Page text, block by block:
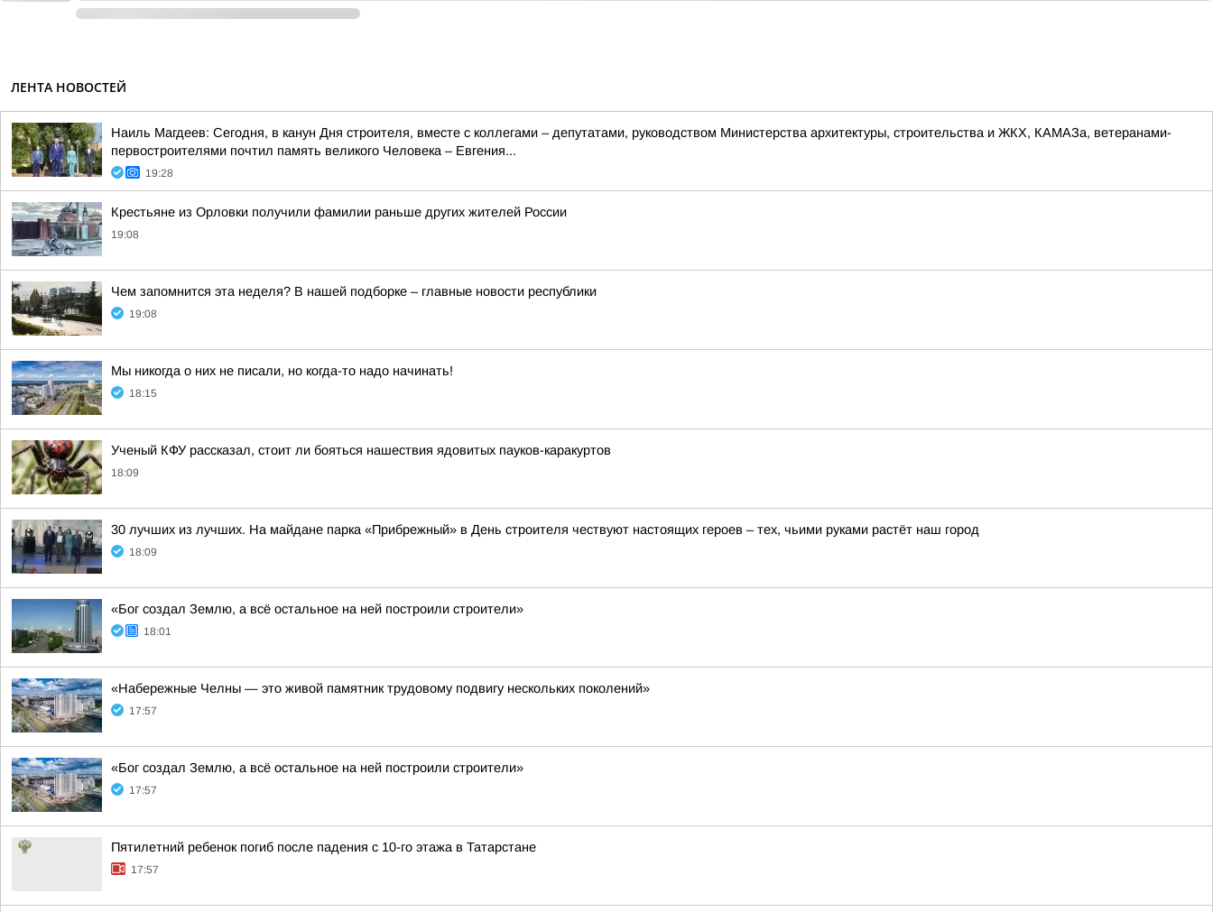
ЛЕНТА НОВОСТЕЙ
Наиль Магдеев: Сегодня, в канун Дня строителя, вместе с коллегами – депутатами, руководством Министерства архитектуры, строительства и ЖКХ, КАМАЗа, ветеранами-
первостроителями почтил память великого Человека – Евгения...
19:28
Крестьяне из Орловки получили фамилии раньше других жителей России
19:08
Чем запомнится эта неделя? В нашей подборке – главные новости республики
19:08
Мы никогда о них не писали, но когда-то надо начинать!
18:15
Ученый КФУ рассказал, стоит ли бояться нашествия ядовитых пауков-каракуртов
18:09
30 лучших из лучших. На майдане парка «Прибрежный» в День строителя чествуют настоящих героев – тех, чьими руками растёт наш город
18:09
«Бог создал Землю, а всё остальное на ней построили строители»
18:01
«Набережные Челны — это живой памятник трудовому подвигу нескольких поколений»
17:57
«Бог создал Землю, а всё остальное на ней построили строители»
17:57
Пятилетний ребенок погиб после падения с 10-го этажа в Татарстане
17:57